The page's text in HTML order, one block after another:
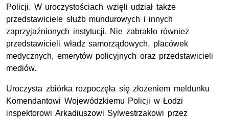
Policji. W uroczystościach wzięli udział także
przedstawiciele służb mundurowych i innych
zaprzyjaźnionych instytucji. Nie zabrakło również
przedstawicieli władz samorządowych, placówek
medycznych, emerytów policyjnych oraz przedstawicieli
mediów.
Uroczysta zbiórka rozpoczęła się złożeniem meldunku
Komendantowi Wojewódzkiemu Policji w Łodzi
inspektorowi Arkadiuszowi Sylwestrzakowi przez